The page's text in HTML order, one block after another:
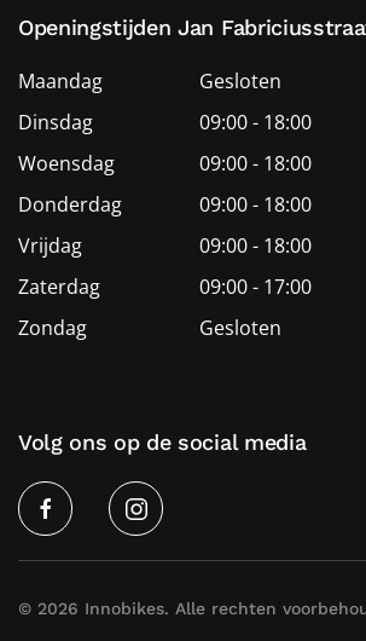
Openingstijden Jan
Maandag
Gesloten
Dinsdag
09:00 - 18:00
Woensdag
09:00 - 18:00
Donderdag
09:00 - 18:00
Vrijdag
09:00 - 18:00
Zaterdag
09:00 - 17:00
Zondag
Gesloten
Volg ons op de social media
© 2026 Innobikes. Alle rechten